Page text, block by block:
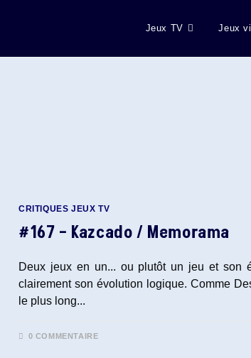
Jeux TV Jeux
CRITIQUES JEUX TV
#167 – Kazcado / Memorama
Deux jeux en un... ou plutôt un jeu et son
clairement son évolution logique. Comme
le plus long...
0 COMMENTAIRE